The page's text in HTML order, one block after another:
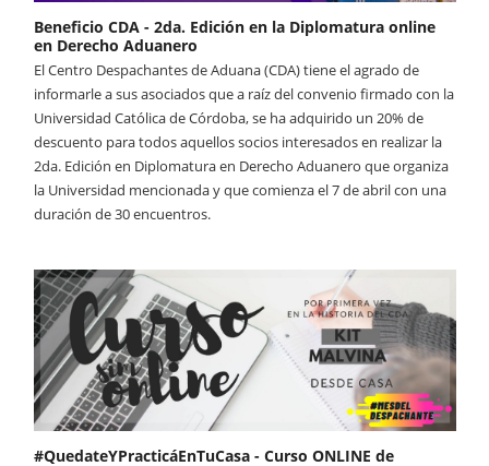
Beneficio CDA - 2da. Edición en la Diplomatura online
en Derecho Aduanero
El Centro Despachantes de Aduana (CDA) tiene el agrado de
informarle a sus asociados que a raíz del convenio firmado con la
Universidad Católica de Córdoba, se ha adquirido un 20% de
descuento para todos aquellos socios interesados en realizar la
2da. Edición en Diplomatura en Derecho Aduanero que organiza
la Universidad mencionada y que comienza el 7 de abril con una
duración de 30 encuentros.
#QuedateYPracticáEnTuCasa - Curso ONLINE de